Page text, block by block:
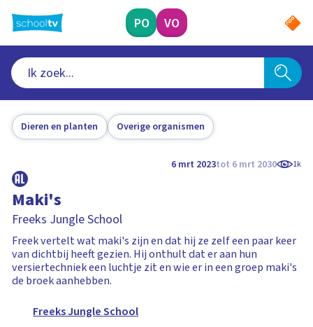
naar
hoofdinhoud
PO VO
Dieren en planten Overige organismen
6 mrt 2023tot 6 mrt 2030 1k
Maki's
Freeks Jungle School
Freek vertelt wat maki's zijn en dat hij ze zelf een paar keer
van dichtbij heeft gezien. Hij onthult dat er aan hun
versiertechniek een luchtje zit en wie er in een groep maki's
de broek aanhebben.
Freeks Jungle School